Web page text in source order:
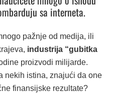
sa interneta.
pažnje od medija, ili
industrija “gubitka
proizvodi milijarde.
nekih istina, znajući da one
finansijske rezultate?